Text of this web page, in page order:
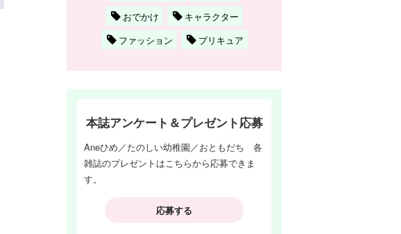
おでかけ
キャラクター
ファッション
プリキュア
本誌アンケート＆プレゼント応募
Aneひめ／たのしい幼稚園／おともだち 各
雑誌のプレゼントはこちらから応募できま
す。
応募する